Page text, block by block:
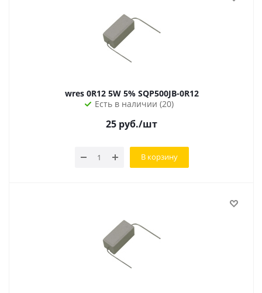
wres 0R12 5W 5% SQP500JB-0R12
Есть в наличии (20)
25 руб./шт
В корзину